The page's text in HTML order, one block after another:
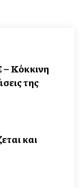
– Κόκκινη
της
και